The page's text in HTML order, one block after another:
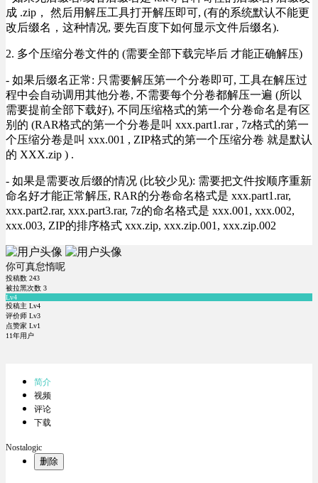
成 .zip， 然后用解压工具打开解压即可, (有的系统默认不能更
改后缀名，这种情况, 要先百度下如何显示文件后缀名).
2. 多个压缩分卷文件的 (需要全部下载完毕后 才能正确解压)
- 如果后缀名正常: 只需要解压第一个分卷即可, 工具在解压过
程中会自动调用其他分卷, 不需要每个分卷都解压一遍 (所以
需要提前全部下载好), 不同压缩格式的第一个分卷命名是有区
别的 (RAR格式的第一个分卷是叫 xxx.part1.rar , 7z格式的第一
个压缩分卷是叫 xxx.001 , ZIP格式的第一个压缩分卷 就是默认
的 XXX.zip ) .
- 如果是需要改后缀的情况 (比较少见): 需要把文件按顺序重新
命名好才能正常解压, RAR的分卷命名格式是 xxx.part1.rar,
xxx.part2.rar, xxx.part3.rar, 7z的命名格式是 xxx.001, xxx.002,
xxx.003, ZIP的排序格式 xxx.zip, xxx.zip.001, xxx.zip.002
你可真怠惰呢
投稿数 243
被拉黑次数 3
Lv4
投稿主 Lv4
评价师 Lv3
点赞家 Lv1
11年用户
简介
视频
评论
下载
Nostalogic
删除